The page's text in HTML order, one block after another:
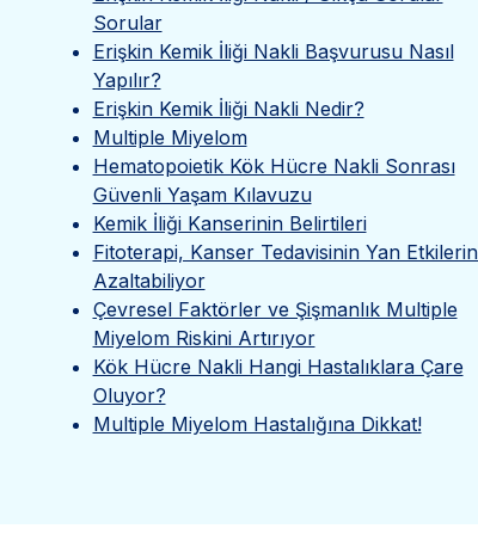
Sorular
Erişkin Kemik İliği Nakli Başvurusu Nasıl
Yapılır?
Erişkin Kemik İliği Nakli Nedir?
Multiple Miyelom
Hematopoietik Kök Hücre Nakli Sonrası
Güvenli Yaşam Kılavuzu
Kemik İliği Kanserinin Belirtileri
Fitoterapi, Kanser Tedavisinin Yan
Azaltabiliyor
Çevresel Faktörler ve Şişmanlık Multiple
Miyelom Riskini Artırıyor
Kök Hücre Nakli Hangi Hastalıklara Çare
Oluyor?
Multiple Miyelom Hastalığına Dikkat!